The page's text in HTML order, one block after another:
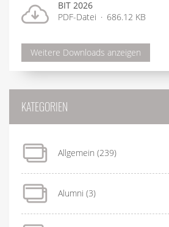
BIT 2026
PDF-Datei
686.12 KB
Weitere Downloads anzeigen
KATEGORIEN
Allgemein (239)
Alumni (3)